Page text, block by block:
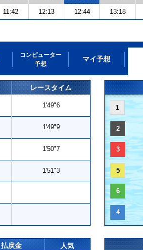
11:42 12:13 12:44 13:18
コンピューター
予想
マイ予想
レースタイム
1'49"6
1'49"9
1'50"7
1'51"3
1
2
3
5
6
4
払戻金 人気